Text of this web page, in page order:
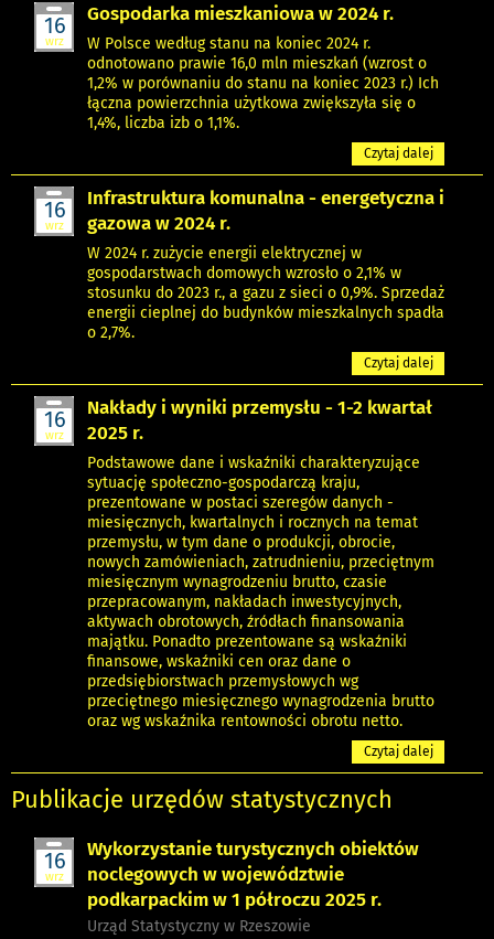
16
wrz
Gospodarka mieszkaniowa w 2024 r.
W Polsce według stanu na koniec 2024 r.
odnotowano prawie 16,0 mln mieszkań (wzrost o
1,2% w porównaniu do stanu na koniec 2023 r.) Ich
łączna powierzchnia użytkowa zwiększyła się o
1,4%, liczba izb o 1,1%.
Czytaj dalej
16
wrz
Infrastruktura komunalna - energetyczna i
gazowa w 2024 r.
W 2024 r. zużycie energii elektrycznej w
gospodarstwach domowych wzrosło o 2,1% w
stosunku do 2023 r., a gazu z sieci o 0,9%. Sprzedaż
energii cieplnej do budynków mieszkalnych spadła
o 2,7%.
Czytaj dalej
16
wrz
Nakłady i wyniki przemysłu - 1-2 kwartał
2025 r.
Podstawowe dane i wskaźniki charakteryzujące
sytuację społeczno-gospodarczą kraju,
prezentowane w postaci szeregów danych -
miesięcznych, kwartalnych i rocznych na temat
przemysłu, w tym dane o produkcji, obrocie,
nowych zamówieniach, zatrudnieniu, przeciętnym
miesięcznym wynagrodzeniu brutto, czasie
przepracowanym, nakładach inwestycyjnych,
aktywach obrotowych, źródłach finansowania
majątku. Ponadto prezentowane są wskaźniki
finansowe, wskaźniki cen oraz dane o
przedsiębiorstwach przemysłowych wg
przeciętnego miesięcznego wynagrodzenia brutto
oraz wg wskaźnika rentowności obrotu netto.
Czytaj dalej
Publikacje urzędów statystycznych
16
wrz
Wykorzystanie turystycznych obiektów
noclegowych w województwie
podkarpackim w 1 półroczu 2025 r.
Urząd Statystyczny w Rzeszowie